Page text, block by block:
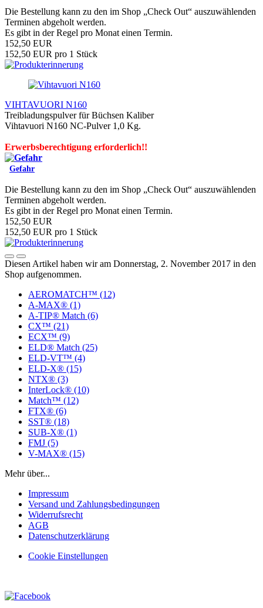
Die Bestellung kann zu den im Shop „Check Out“ auszuwählenden
Terminen abgeholt werden.
Es gibt in der Regel pro Monat einen Termin.
152,50 EUR
152,50 EUR pro 1 Stück
VIHTAVUORI N160
Treibladungspulver für Büchsen Kaliber
Vihtavuori N160 NC-Pulver 1,0 Kg.
Erwerbsberechtigung erforderlich!!
Gefahr
Die Bestellung kann zu den im Shop „Check Out“ auszuwählenden
Terminen abgeholt werden.
Es gibt in der Regel pro Monat einen Termin.
152,50 EUR
152,50 EUR pro 1 Stück
Diesen Artikel haben wir am Donnerstag, 2. November 2017 in den
Shop aufgenommen.
AEROMATCH™ (12)
A-MAX® (1)
A-TIP® Match (6)
CX™ (21)
ECX™ (9)
ELD® Match (25)
ELD‑VT™ (4)
ELD-X® (15)
NTX® (3)
InterLock® (10)
Match™ (12)
FTX® (6)
SST® (18)
SUB-X® (1)
FMJ (5)
V-MAX® (15)
Mehr über...
Impressum
Versand und Zahlungsbedingungen
Widerrufsrecht
AGB
Datenschutzerklärung
Cookie Einstellungen